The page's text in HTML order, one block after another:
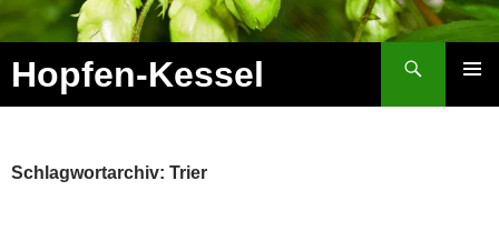
Zum
Inhalt
springen
Hopfen-Kessel
Schlagwortarchiv: Trier